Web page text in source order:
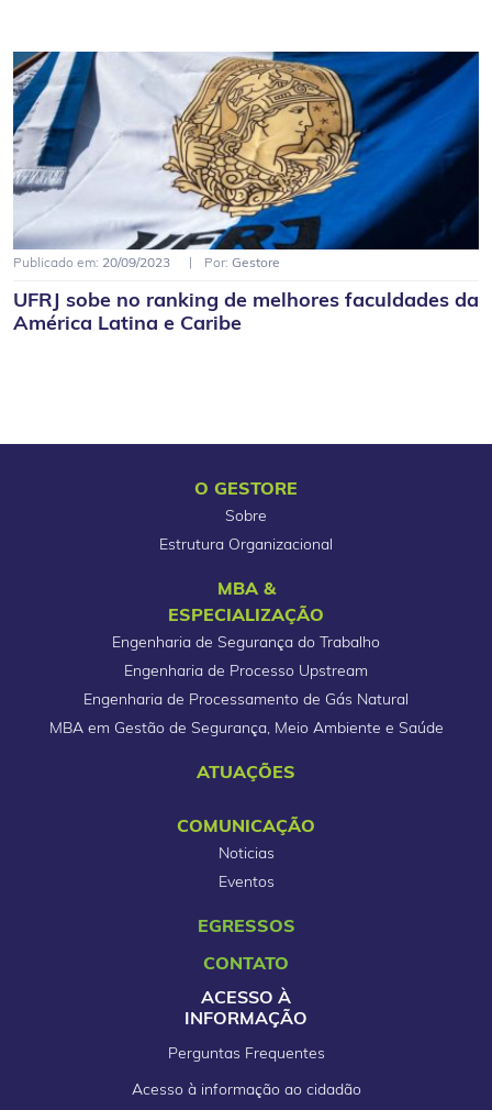
Publicado em: 20/09/2023 Por: Gestore
UFRJ sobe no ranking de melhores faculdades da
América Latina e Caribe
O GESTORE
Sobre
Estrutura Organizacional
MBA &
ESPECIALIZAÇÃO
Engenharia de Segurança do Trabalho
Engenharia de Processo Upstream
Engenharia de Processamento de Gás Natural
MBA em Gestão de Segurança, Meio Ambiente e Saúde
ATUAÇÕES
COMUNICAÇÃO
Noticias
Eventos
EGRESSOS
CONTATO
ACESSO À
INFORMAÇÃO
Perguntas Frequentes
Acesso à informação ao cidadão